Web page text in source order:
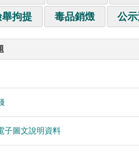
拘提 毒品銷燬 公
子圖文說明資料